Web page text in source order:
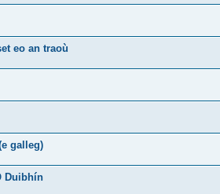
eo an traoù
galleg)
Duibhín